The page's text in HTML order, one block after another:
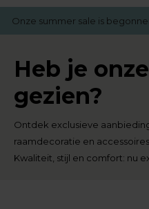
Onze summer sale is
Heb je
gezien?
Ontdek exclusieve
raamdecoratie en
Kwaliteit, stijl en comfort: nu